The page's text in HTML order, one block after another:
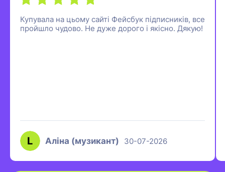
Купувала на цьому сайті Фейсбук підписників, все
пройшло чудово. Не дуже дорого і якісно. Дякую!
Аліна (музикант) 30-07-2026